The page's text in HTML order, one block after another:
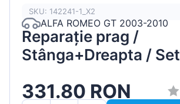
SKU: 142241-1_X2
ALFA ROMEO GT 2003-2010
Reparație prag /
Stânga+Dreapta / Set
331.80 RON